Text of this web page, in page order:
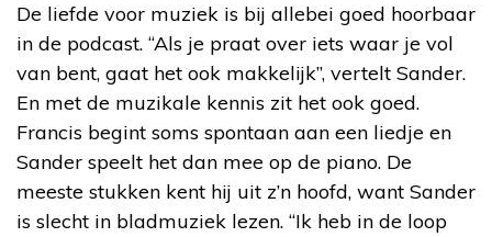
De liefde voor muziek is bij allebei goed hoorbaar
in de podcast. “Als je praat over iets waar je vol
van bent, gaat het ook makkelijk”, vertelt Sander.
En met de muzikale kennis zit het ook goed.
Francis begint soms spontaan aan een liedje en
Sander speelt het dan mee op de piano. De
meeste stukken kent hij uit z’n hoofd, want Sander
is slecht in bladmuziek lezen. “Ik heb in de loop